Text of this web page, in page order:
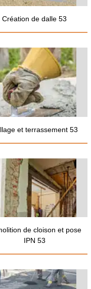
Création de dalle 53
et terrassement 53
de cloison et pose
IPN 53